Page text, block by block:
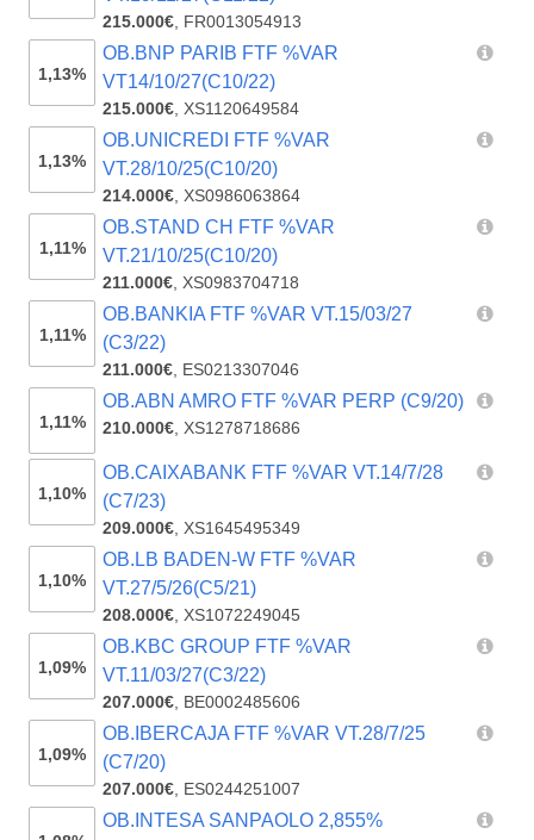
215.000€, FR0013054913
1,13%
OB.BNP PARIB FTF %VAR
VT14/10/27(C10/22)
215.000€,XS1120649584
1,13%
OB.UNICREDI FTF %VAR
VT.28/10/25(C10/20)
214.000€,XS0986063864
1,11%
OB.STAND CH FTF %VAR
VT.21/10/25(C10/20)
211.000€,XS0983704718
1,11%
OB.BANKIA FTF %VAR VT.15/03/27
(C3/22)
211.000€, ES0213307046
1,11%
OB.ABN AMRO FTF %VAR PERP (C9/20)
210.000€,XS1278718686
1,10%
OB.CAIXABANK FTF %VAR VT.14/7/28
(C7/23)
209.000€,XS1645495349
1,10%
OB.LB BADEN-W FTF %VAR
VT.27/5/26(C5/21)
208.000€,XS1072249045
1,09%
OB.KBC GROUP FTF %VAR
VT.11/03/27(C3/22)
207.000€, BE0002485606
1,09%
OB.IBERCAJA FTF %VAR VT.28/7/25
(C7/20)
207.000€, ES0244251007
OB.INTESA SANPAOLO 2,855%